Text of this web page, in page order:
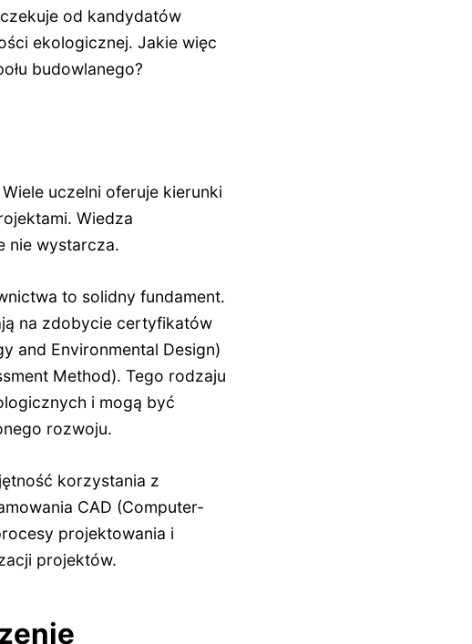
od kandydatów
ekologicznej. Jakie więc
budowlanego?
uczelni oferuje kierunki
Wiedza
nie wystarcza.
to solidny fundament.
na zdobycie certyfikatów
and Environmental Design)
Method). Tego rodzaju
i mogą być
rozwoju.
korzystania z
CAD (Computer-
projektowania i
projektów.